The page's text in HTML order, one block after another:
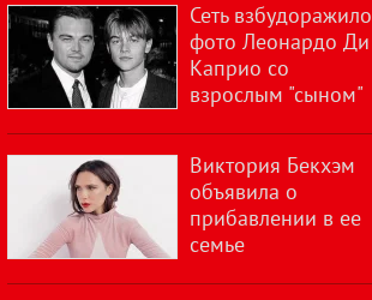
Сеть взбудоражило
фото Леонардо Ди
Каприо со
взрослым "сыном"
Виктория Бекхэм
объявила о
прибавлении в ее
семье